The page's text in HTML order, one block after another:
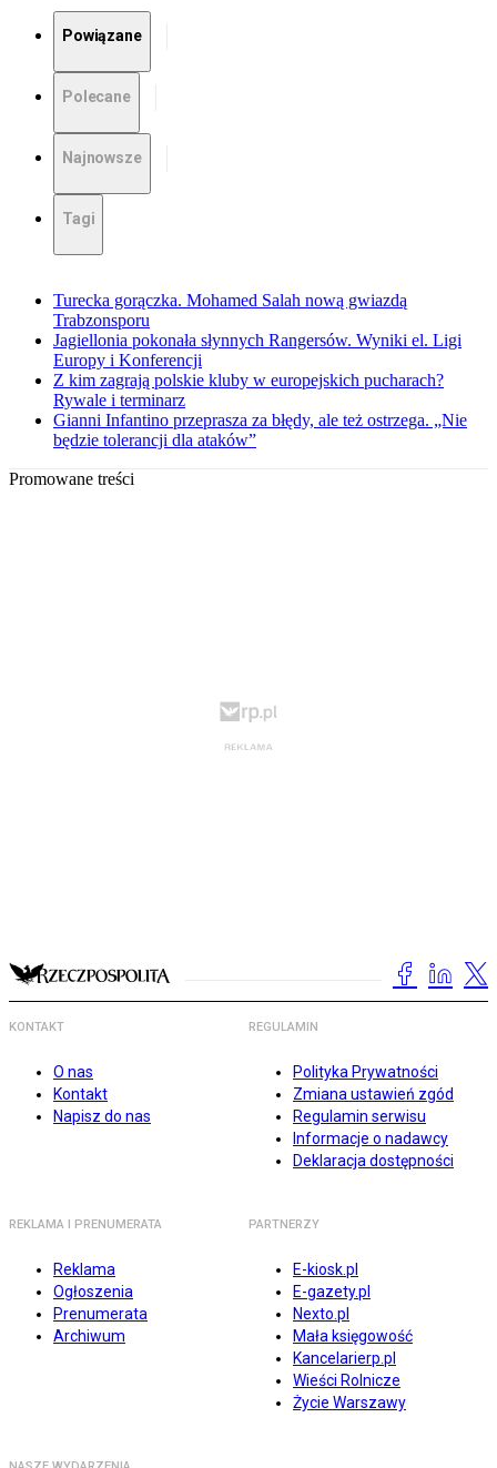
Powiązane
Polecane
Najnowsze
Tagi
Turecka gorączka. Mohamed Salah nową gwiazdą
Trabzonsporu
Jagiellonia pokonała słynnych Rangersów. Wyniki el. Ligi
Europy i Konferencji
Z kim zagrają polskie kluby w europejskich pucharach?
Rywale i terminarz
Gianni Infantino przeprasza za błędy, ale też ostrzega. „Nie
będzie tolerancji dla ataków”
Promowane treści
KONTAKT
O nas
Kontakt
Napisz do nas
REGULAMIN
Polityka Prywatności
Zmiana ustawień zgód
Regulamin serwisu
Informacje o nadawcy
Deklaracja dostępności
REKLAMA I PRENUMERATA
Reklama
Ogłoszenia
Prenumerata
Archiwum
PARTNERZY
E-kiosk.pl
E-gazety.pl
Nexto.pl
Mała księgowość
Kancelarierp.pl
Wieści Rolnicze
Życie Warszawy